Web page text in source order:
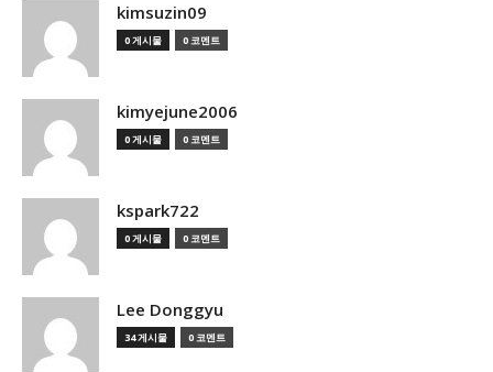
kimsuzin09
0 게시물 0 코멘트
kimyejune2006
0 게시물 0 코멘트
kspark722
0 게시물 0 코멘트
Lee Donggyu
34 게시물 0 코멘트